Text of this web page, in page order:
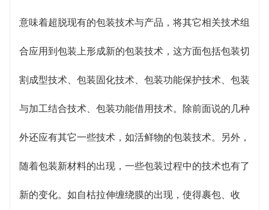
意味着超脱现有的包装技术与产品，将其它相关技术组
合应用到包装上形成新的包装技术，这方面包括包装切
割成型技术、包装固化技术、包装功能保护技术、包装
与加工结合技术、包装功能借用技术。除前面说的几种
外还应有其它一些技术，如活鲜物的包装技术。另外，
随着包装新材料的出现，一些包装过程中的技术也有了
新的变化。如自枯拉伸缠绕膜的出现，使得裹包、收